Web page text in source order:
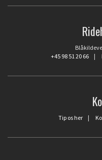
+45 98 51 20 66|
Tip os her |